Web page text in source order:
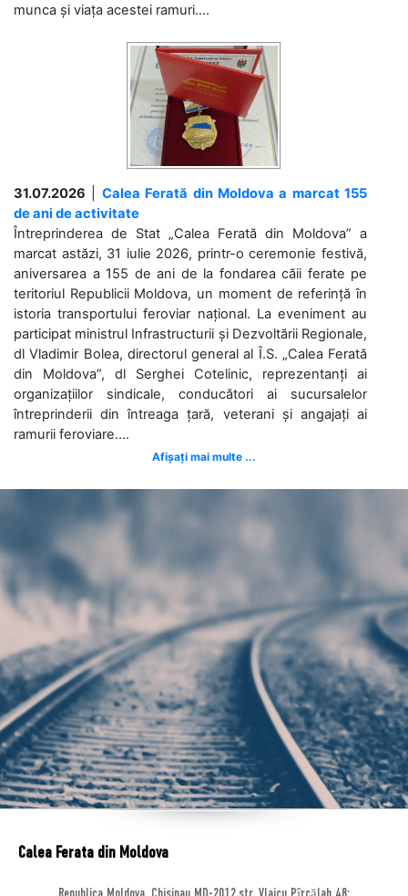
munca și viața acestei ramuri....
31.07.2026
Calea Ferată din Moldova a marcat 155
de ani de activitate
Întreprinderea de Stat „Calea Ferată din Moldova” a
marcat astăzi, 31 iulie 2026, printr-o ceremonie festivă,
aniversarea a 155 de ani de la fondarea căii ferate pe
teritoriul Republicii Moldova, un moment de referință în
istoria transportului feroviar național. La eveniment au
participat ministrul Infrastructurii și Dezvoltării Regionale,
dl Vladimir Bolea, directorul general al Î.S. „Calea Ferată
din Moldova”, dl Serghei Cotelinic, reprezentanți ai
organizațiilor sindicale, conducători ai sucursalelor
întreprinderii din întreaga țară, veterani și angajați ai
ramurii feroviare....
Afișați mai multe ...
Calea Ferata din Moldova